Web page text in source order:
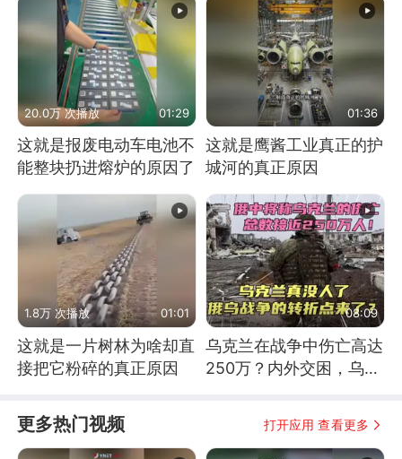
20.0万 次播放 01:29
这就是报废电动车电池不
能整块扔进熔炉的原因了
01:36
这就是鹰酱工业真正的护
城河的真正原因
1.8万 次播放 01:01
这就是一片树林为啥却直
接把它粉碎的真正原因
08:09
乌克兰在战争中伤亡高达
250万？内外交困，乌克
更多热门视频 打开应用 查看更多